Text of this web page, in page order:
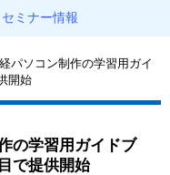
ミナー情報
パソコン制作の学習用ガイ
開始
の学習用ガイドブ
で提供開始